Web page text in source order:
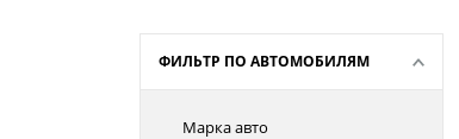
ФИЛЬТР ПО АВТОМОБИЛЯМ
Марка авто